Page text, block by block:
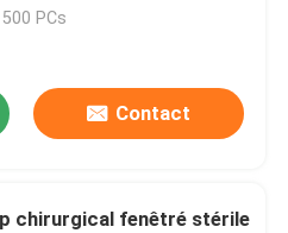
PCs
Contact
chirurgical fenêtré stérile